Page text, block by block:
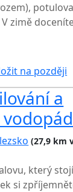
zimě
na později
a
(27,9 km
který
si